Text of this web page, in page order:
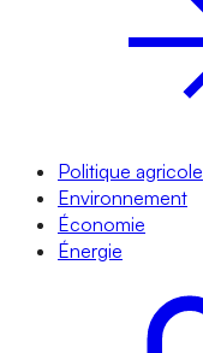
Politique agricole
Environnement
Économie
Énergie